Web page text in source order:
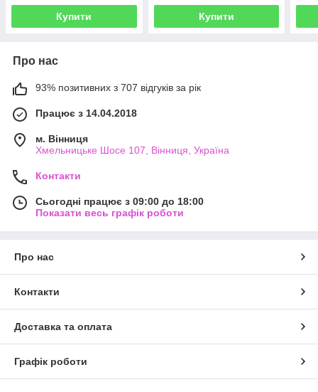
Купити Купити
Про нас
93% позитивних з 707 відгуків за рік
Працює з 14.04.2018
м. Вінниця
Хмельницьке Шосе 107, Вінниця, Україна
Контакти
Сьогодні працює з 09:00 до 18:00
Показати весь графік роботи
Про нас
Контакти
Доставка та оплата
Графік роботи